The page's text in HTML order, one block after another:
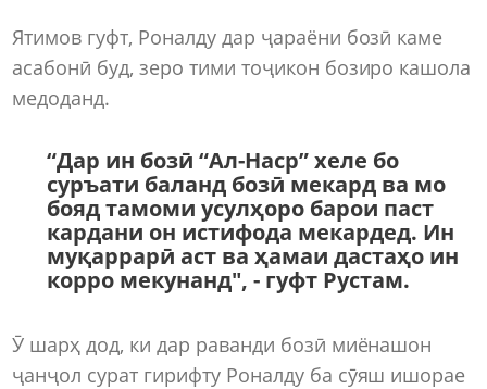
Ятимов гуфт, Роналду дар ҷараёни бозӣ каме
асабонӣ буд, зеро тими тоҷикон бозиро кашола
медоданд.
“Дар ин бозӣ “Ал-Наср” хеле бо
суръати баланд бозӣ мекард ва мо
бояд тамоми усулҳоро барои паст
кардани он истифода мекардед. Ин
муқаррарӣ аст ва ҳамаи дастаҳо ин
корро мекунанд", - гуфт Рустам.
Ӯ шарҳ дод, ки дар раванди бозӣ миёнашон
ҷанҷол сурат гирифту Роналду ба сӯяш ишорае